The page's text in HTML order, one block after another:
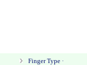
Finger Type ·